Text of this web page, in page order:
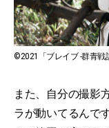
©2021「ブレイブ -群青
また、自分の撮影
ラが動いてるんで